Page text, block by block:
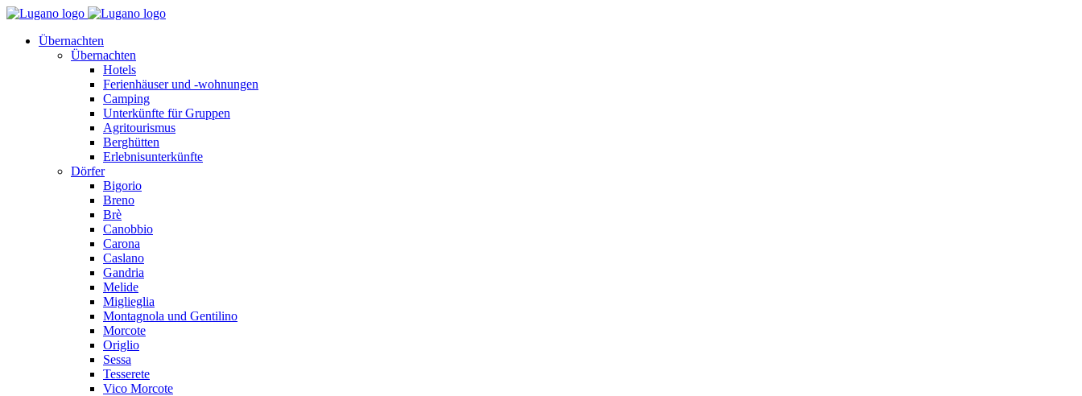
Übernachten
Übernachten
Hotels
Ferienhäuser und -wohnungen
Camping
Unterkünfte für Gruppen
Agritourismus
Berghütten
Erlebnisunterkünfte
Dörfer
Bigorio
Breno
Brè
Canobbio
Carona
Caslano
Gandria
Melide
Miglieglia
Montagnola und Gentilino
Morcote
Origlio
Sessa
Tesserete
Vico Morcote